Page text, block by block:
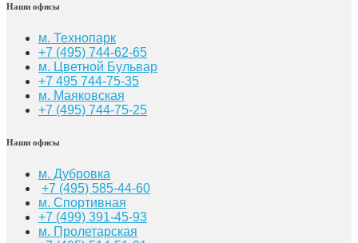
Наши офисы
м. Технопарк
+7 (495) 744-62-65
м. Цветной Бульвар
+7 495 744-75-35
м. Маяковская
+7 (495) 744-75-25
Наши офисы
м. Дубровка
+7 (495) 585-44-60
м. Спортивная
+7 (499) 391-45-93
м. Пролетарская